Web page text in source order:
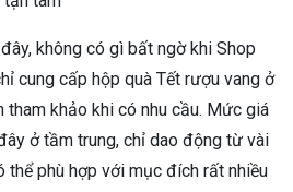
không có gì bất ngờ khi Shop
cung cấp hộp quà Tết rượu vang ở
khảo khi có nhu cầu. Mức giá
ở tầm trung, chỉ dao động từ vài
thể phù hợp với mục đích rất nhiều